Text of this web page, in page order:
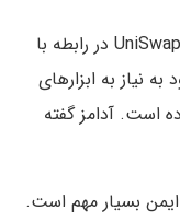
هیدن آدامز (Hayden Adams)، بنیان‌گذار UniSwap در رابطه با
به نیاز به ابزارهای
است. آدامز گفته
بسیار مهم است.